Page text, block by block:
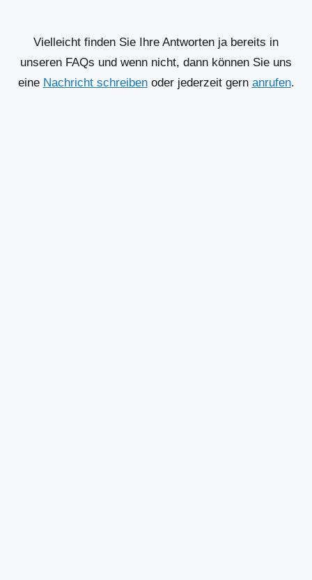
Vielleicht finden Sie Ihre Antworten ja bereits in
unseren FAQs und wenn nicht, dann können Sie uns
eine Nachricht schreibenoder jederzeit gern anrufen.